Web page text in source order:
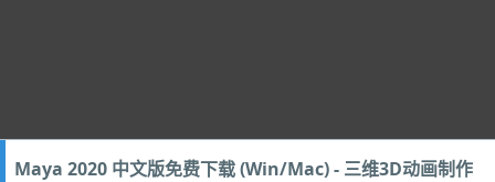
Maya 2020 中文版免费下载 (Win/Mac) - 三维3D动画制作